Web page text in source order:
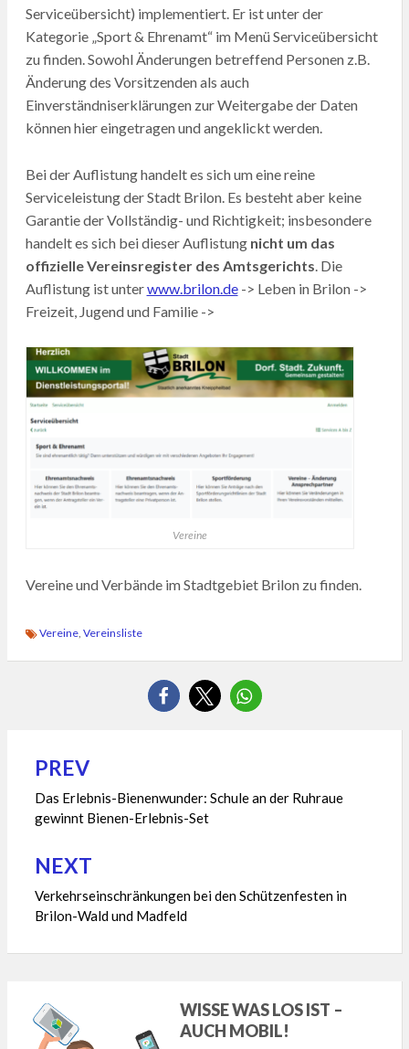
Serviceübersicht) implementiert. Er ist unter der
Kategorie „Sport & Ehrenamt“ im Menü Serviceübersicht
zu finden. Sowohl Änderungen betreffend Personen z.B.
Änderung des Vorsitzenden als auch
Einverständniserklärungen zur Weitergabe der Daten
können hier eingetragen und angeklickt werden.
Bei der Auflistung handelt es sich um eine reine
Serviceleistung der Stadt Brilon. Es besteht aber keine
Garantie der Vollständig- und Richtigkeit; insbesondere
handelt es sich bei dieser Auflistung nicht um das
offizielle Vereinsregister des Amtsgerichts . Die
Auflistung ist unterwww.brilon.de-> Leben in Brilon ->
Freizeit, Jugend und Familie ->
Vereine
Vereine und Verbände im Stadtgebiet Brilon zu finden.
Vereine, Vereinsliste
Beitragsnavigation
PREV
Das Erlebnis-Bienenwunder: Schule an der Ruhraue
gewinnt Bienen-Erlebnis-Set
NEXT
Verkehrseinschränkungen bei den Schützenfesten in
Brilon-Wald und Madfeld
WISSE WAS LOS IST –
AUCH MOBIL!